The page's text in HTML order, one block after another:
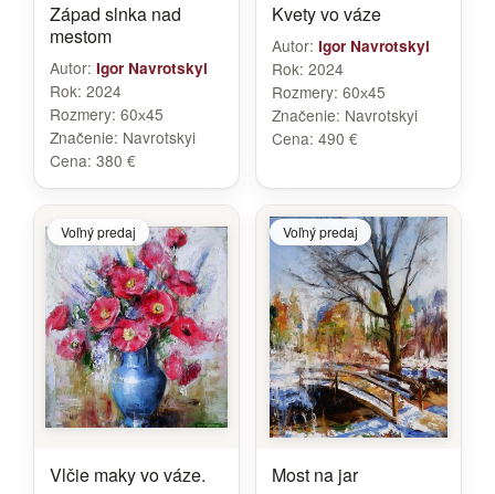
Západ slnka nad
mestom
Autor: Igor Navrotskyi
Rok: 2024
Rozmery: 60х45
Značenie: Navrotskyi
Cena: 380 €
Kvety vo váze
Autor: Igor Navrotskyi
Rok: 2024
Rozmery: 60х45
Značenie: Navrotskyi
Cena: 490 €
Voľný predaj
Vlčie maky vo váze.
Voľný predaj
Most na jar